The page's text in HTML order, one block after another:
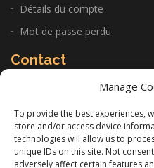
Manage
To provide the best experiences,
store and/or access device
technologies will allow us to
unique IDs on this site. Not
adversely affect certain features
Détails du compte
Mot de passe perdu
Contact
06 11 14 97 26
infos@gilles-lacourt.com